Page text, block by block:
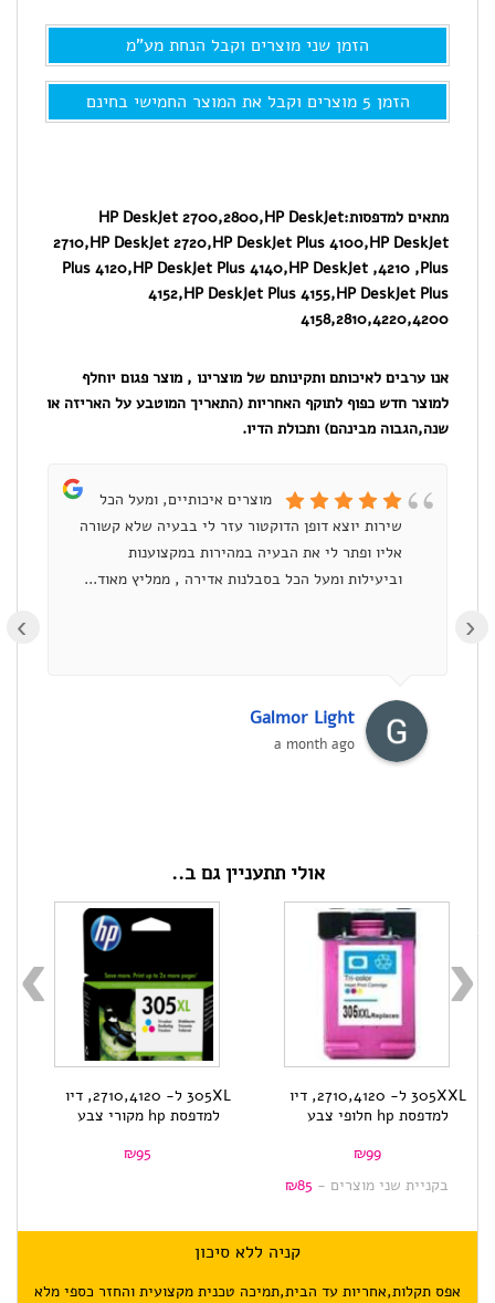
305XXL
ל-
2710,4120,
HP
חלופי
שחור,
כפולה
הזמן שני מוצרים וקבל הנחת מע"מ
הזמן 5 מוצרים וקבל את המוצר החמישי בחינם
מתאים למדפסות:HP DeskJet 2700,2800,HP DeskJet
2710,HP DeskJet 2720,HP DeskJet Plus 4100,HP DeskJet
Plus 4120,HP DeskJet Plus 4140,HP DeskJet ,4210 ,Plus
4152,HP DeskJet Plus 4155,HP DeskJet Plus
4158,2810,4220,4200
אנו ערבים לאיכותם ותקינותם של מוצרינו , מוצר פגום יוחלף
למוצר חדש כפוף לתוקף האחריות (התאריך המוטבע על האריזה או
שנה,הגבוה מבינהם) ותכולת הדיו.
מוצרים איכותיים, ומעל הכל
שירות יוצא דופן הדוקטור עזר לי בבעיה שלא קשורה
אליו ופתר לי את הבעיה במהירות במקצוענות
וביעילות ומעל הכל בסבלנות אדירה , ממליץ מאוד...
Galmor Light
a month ago
אולי תתעניין גם ב..
305XL ל- 2710,4120, דיו
למדפסת hp מקורי צבע
₪95
305XL ל- 2710,4120 , דיו
למדפסת HP מקורי שחור
100
קניה ללא סיכון
אפס תקלות,אחריות עד הבית,תמיכה טכנית מקצועית והחזר כספי מלא